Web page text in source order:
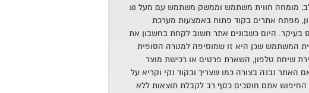
אני גיא לב, מומחה חווית משתמש וממשק משתמש עם מעל 10
מפתח אתרים בקוד פתוח באמצעות מערכת
בעיקר. היום כשבונים אתר חשוב לקחת בחשבון את
המשתמש שכן היא זו שמוסיפה למטרה הסופית
שיחת טלפון, השארת פרטים או רכישת מוצר
האתר נבנה בצורה כמו שצריך ובקוד נקי וקריא על
החיפוש אתם חוסכים כסף רב לקבלת תוצאות ללא